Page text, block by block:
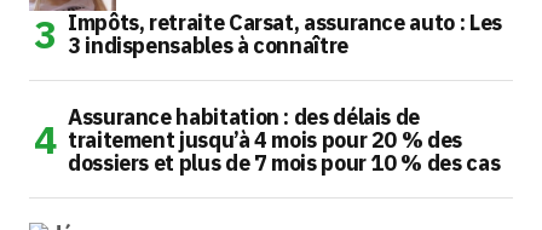
Impôts, retraite Carsat, assurance auto : Les
3 indispensables à connaître
Assurance habitation : des délais de
traitement jusqu’à 4 mois pour 20 % des
dossiers et plus de 7 mois pour 10 % des cas